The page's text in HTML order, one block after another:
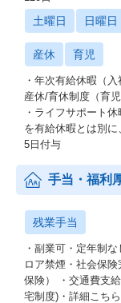
・高い自由度と顧客
各プロダクトの特性
ロー改善を行える裁
自分の提案が、直
得やすい環境です。
・複雑なドメインへ
専門性の高い情報設
エンジニア評価制度
に基づき評価を行い
例えば、自ら現場（
「市場感度力」とし
データを元に既存
実行力」として、
土曜日 日曜日
産休 育児
・年次有給休暇（
産休/育休制度（育
・ライフサポート
を有給休暇とは別
5日付与
手当・福利
残業手当
・副業可・定年制
ロア禁煙・社会保
保険） ・交通費支
宅制度)・詳細こち